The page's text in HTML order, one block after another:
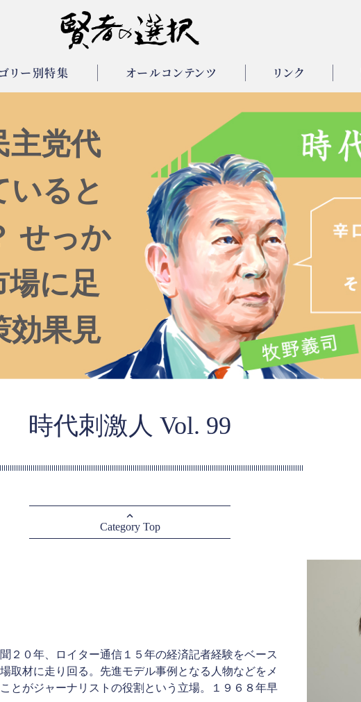
リー別特集 オールコンテンツ リンク
主党代
いると
せっか
場に足
効果見
時代刺激人 Vol. 99
Category Top
２０年、ロイター通信１５年の経済記者経験をベース
取材に走り回る。先進モデル事例となる人物などをメ
とがジャーナリストの役割という立場。１９６８年早